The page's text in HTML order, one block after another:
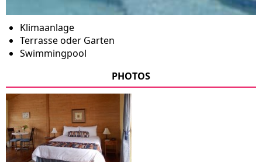
Klimaanlage
Terrasse oder Garten
Swimmingpool
PHOTOS